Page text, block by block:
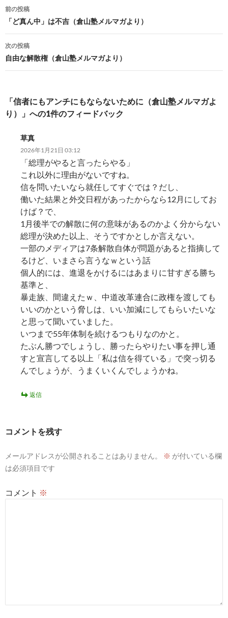
o
o
k
t
Li
n
k
a
投
稿
ナ
ビ
ゲ
ー
シ
前の投稿
「ど真ん中」は不吉（倉山塾メルマガより）
次の投稿
自由な解散権（倉山塾メルマガより）
「信者にもアンチにもならないために（倉山塾メルマガよ
り）」への1件のフィードバック
草真
2026年1月21日 03:12
「総理がやると言ったらやる」
これ以外に理由がないですね。
信を問いたいなら就任してすぐでは？だし、
働いた結果と外交日程があったからなら12月にしてお
けば？で、
1月後半での解散に何の意味があるのかよく分からない
総理が決めた以上、そうですかとしか言えない。
一部のメディアは7条解散自体が問題があると指摘して
るけど、いまさら言うなｗという話
個人的には、進退をかけるにはあまりに甘すぎる勝ち
基準と、
暴走族、間違えたｗ、中道改革連合に政権を渡しても
いいのかという脅しは、いい加減にしてもらいたいな
と思って聞いていました。
いつまで55年体制を続けるつもりなのかと。
たぶん勝つでしょうし、勝ったらやりたい事を押し通
すと宣言してる以上「私は信を得ている」で突っ切る
んでしょうが、うまくいくんでしょうかね。
返信
コメントを残す
メールアドレスが公開されることはありません。 ※ が付いている欄
は必須項目です
コメント ※